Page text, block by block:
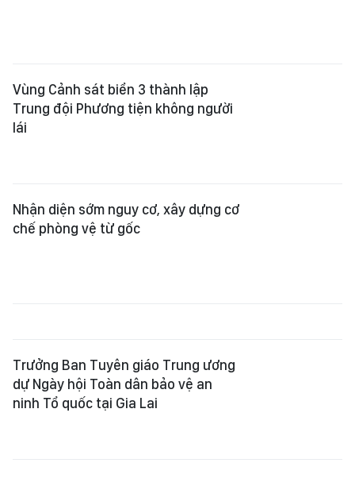
Vùng Cảnh sát biển 3 thành lập
Trung đội Phương tiện không người
lái
Nhận diện sớm nguy cơ, xây dựng cơ
chế phòng vệ từ gốc
Trưởng Ban Tuyên giáo Trung ương
dự Ngày hội Toàn dân bảo vệ an
ninh Tổ quốc tại Gia Lai